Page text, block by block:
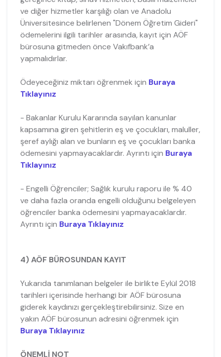
ve diğer hizmetler karşılığı olan ve Anadolu
Üniversitesince belirlenen "Dönem Öğretim Gideri"
ödemelerini ilgili tarihler arasında, kayıt için AÖF
bürosuna gitmeden önce Vakıfbank’a
yapmalıdırlar.
Ödeyeceğiniz miktarı öğrenmek için Buraya
Tıklayınız
- Bakanlar Kurulu Kararında sayılan kanunlar
kapsamına giren şehitlerin eş ve çocukları, maluller,
şeref aylığı alan ve bunların eş ve çocukları banka
ödemesini yapmayacaklardır. Ayrıntı için Buraya
Tıklayınız
- Engelli Öğrenciler; Sağlık kurulu raporu ile % 40
ve daha fazla oranda engelli olduğunu belgeleyen
öğrenciler banka ödemesini yapmayacaklardır.
Ayrıntı için Buraya Tıklayınız
4) AÖF BÜROSUNDAN KAYIT
Yukarıda tanımlanan belgeler ile birlikte Eylül 2018
tarihleri içerisinde herhangi bir AÖF bürosuna
giderek kaydınızı gerçekleştirebilirsiniz. Size en
yakın AÖF bürosunun adresini öğrenmek için
Buraya Tıklayınız
ÖNEMLİ NOT